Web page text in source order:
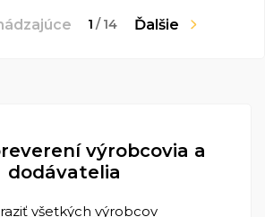
1 / 14 Ďalšie
výrobcovia a
dodávatelia
všetkých výrobcov